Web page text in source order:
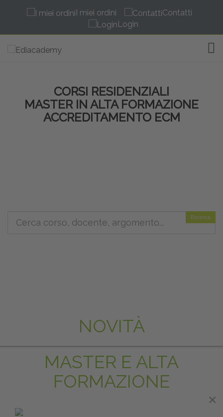
I miei ordini
Contatti
Login
CORSI RESIDENZIALI
MASTER IN ALTA FORMAZIONE
ACCREDITAMENTO ECM
Ricerca
NOVITÀ
MASTER E ALTA
FORMAZIONE
×
×